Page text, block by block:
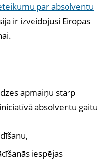
par absolventu
ir izveidojusi Eiropas
.
apmaiņu starp
absolventu gaitu
iespējas